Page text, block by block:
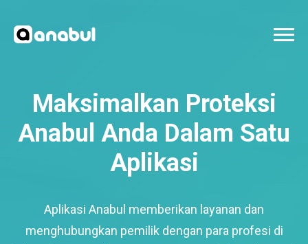
Maksimalkan Proteksi
Anabul Anda Dalam Satu
Aplikasi
Aplikasi Anabul memberikan layanan dan
menghubungkan pemilik dengan para profesi di